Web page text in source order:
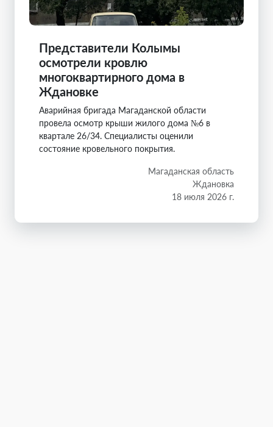
Представители Колымы
осмотрели кровлю
многоквартирного дома в
Ждановке
Аварийная бригада Магаданской области
провела осмотр крыши жилого дома №6 в
квартале 26/34. Специалисты оценили
состояние кровельного покрытия.
Магаданская область
Ждановка
18 июля 2026 г.